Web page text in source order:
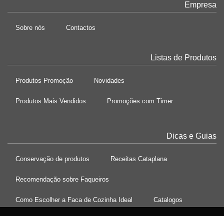
Empresa
Sobre nós Contactos
Listas de Produtos
Produtos Promoção Novidades
Produtos Mais Vendidos Promoções com Timer
Dicas e Guias
Conservação de produtos Receitas Cataplana
Recomendação sobre Faqueiros
Como Escolher a Faca de Cozinha Ideal Catalogos